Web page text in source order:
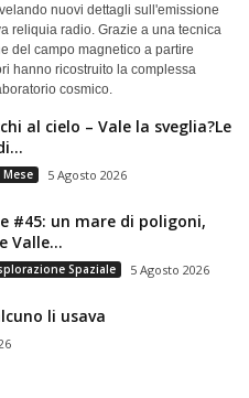
nuovi dettagli sull'emissione
reliquia radio. Grazie a una tecnica
del campo magnetico a partire
hanno ricostruito la complessa
cosmico.
al cielo – Vale la sveglia?Le
5 Agosto 2026
#45: un mare di poligoni,
Valle...
Spaziale 5 Agosto 2026
li usava